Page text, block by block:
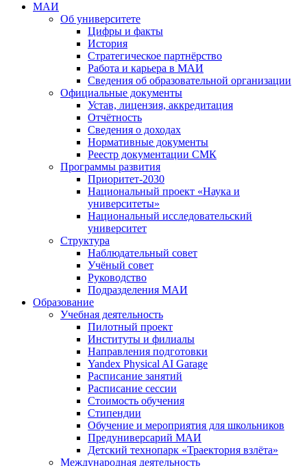
МАИ
Об университете
Цифры и факты
История
Стратегическое партнёрство
Работа и карьера в МАИ
Сведения об образовательной организации
Официальные документы
Устав, лицензия, аккредитация
Отчётность
Сведения о доходах
Нормативные документы
Реестр документации СМК
Программы развития
Приоритет-2030
Национальный проект «Наука и
университеты»
Национальный исследовательский
университет
Структура
Наблюдательный совет
Учёный совет
Руководство
Подразделения МАИ
Образование
Учебная деятельность
Пилотный проект
Институты и филиалы
Направления подготовки
Yandex Physical AI Garage
Расписание занятий
Расписание сессии
Стоимость обучения
Стипендии
Обучение и мероприятия для школьников
Предуниверсарий МАИ
Детский технопарк «Траектория взлёта»
Международная деятельность